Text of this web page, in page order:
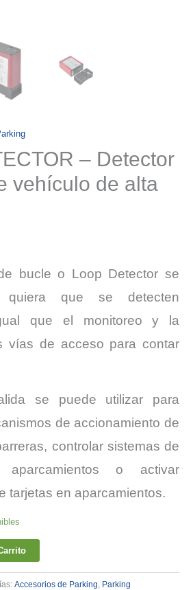
– Detector
vehículo de alta
bucle o Loop Detector se
quiera que se detecten
que el monitoreo y la
vías de acceso para contar
se puede utilizar para
de accionamiento de
controlar sistemas de
o activar
tarjetas en aparcamientos.
Accesorios de Parking
Parking